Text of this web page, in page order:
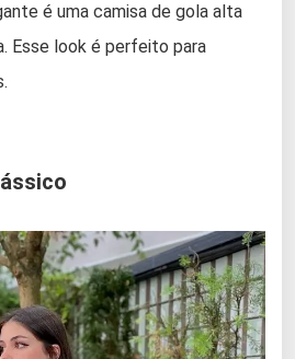
é uma camisa de gola alta
Esse look é perfeito para